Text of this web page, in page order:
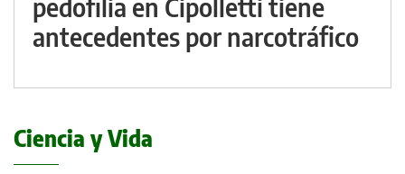
pedofilia en Cipolletti tiene
antecedentes por narcotráfico
Ciencia y Vida